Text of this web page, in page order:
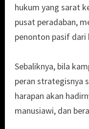
hukum yang sarat
pusat peradaban,
penonton pasif dari
Sebaliknya, bila
peran strategisnya
harapan akan
manusiawi, dan